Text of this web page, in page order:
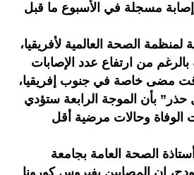
حالة إصابة مسجلة في الأسبوع ما قبل
لمنظمة الصحة العالمية لأفريقيا،
من ارتفاع عدد الإصابات
مضى خاصة في جنوب إفريقيا،
حذر” بأن الموجة الرابعة ستؤدي
الوفاة وحالات مرضية أقل
الصحة العامة بجامعة
إن المصابين بفيروس كورونا